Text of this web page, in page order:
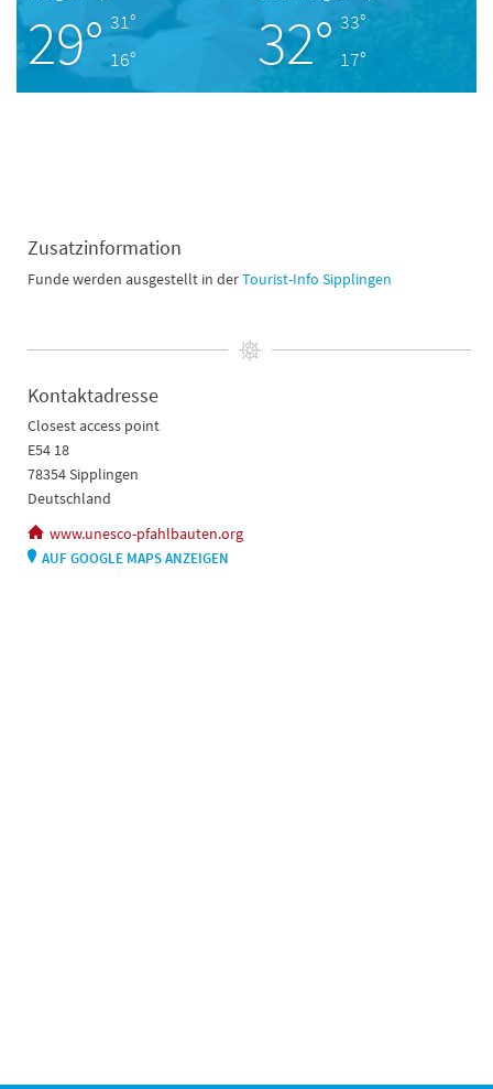
29° 31°
16°
32° 33°
17°
Zusatzinformation
Funde werden ausgestellt in derTourist-Info Sipplingen
Kontaktadresse
Closest access point
E54 18
78354 Sipplingen
Deutschland
www.unesco-pfahlbauten.org
AUF GOOGLE MAPS ANZEIGEN